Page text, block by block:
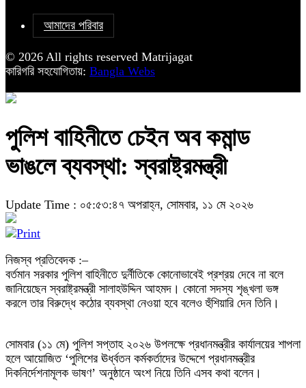
আমাদের পরিবার
© 2026 All rights reserved Matrijagat
কারিগরি সহযোগিতায়: Bangla Webs
পুলিশ বাহিনীতে চেইন অব কমান্ড
ভাঙলে ব্যবস্থা: স্বরাষ্ট্রমন্ত্রী
Update Time : ০৫:৫৩:৪৭ অপরাহ্ন, সোমবার, ১১ মে ২০২৬
নিজস্ব প্রতিবেদক :–
বর্তমান সরকার পুলিশ বাহিনীতে দুর্নীতিকে কোনোভাবেই প্রশ্রয় দেবে না বলে
জানিয়েছেন স্বরাষ্ট্রমন্ত্রী সালাহউদ্দিন আহমদ। কোনো সদস্য শৃঙ্খলা ভঙ্গ
করলে তার বিরুদ্ধে কঠোর ব্যবস্থা নেওয়া হবে বলেও হুঁশিয়ারি দেন তিনি।
সোমবার (১১ মে) পুলিশ সপ্তাহ ২০২৬ উপলক্ষে প্রধানমন্ত্রীর কার্যালয়ের শাপলা
হলে আয়োজিত ‘পুলিশের ঊর্ধ্বতন কর্মকর্তাদের উদ্দেশে প্রধানমন্ত্রীর
দিকনির্দেশনামূলক ভাষণ’ অনুষ্ঠানে অংশ নিয়ে তিনি এসব কথা বলেন।